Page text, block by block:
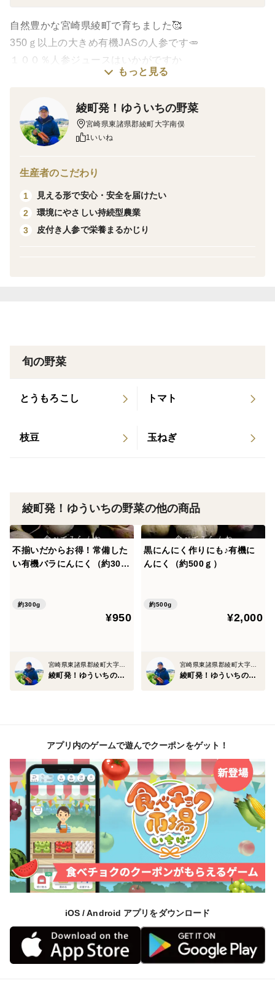
自然豊かな宮崎県綾町で育ちました🥰
350ｇ以上の大きめ有機JASの人参です🥕
１００％人参ジュースはいかがですか
皮が薄いので剥かなくても👍栄養丸ごと♪
【サイズ】
【保存方法】
ビニールに包んだ状態でお届けします。
その状態で冷暗所で保存してください。
もっと見る
綾町発！ゆういちの野菜
宮崎県東諸県郡綾町大字南俣
1いいね
生産者のこだわり
1
見える形で安心・安全を届けたい
2
環境にやさしい持続型農業
3
皮付き人参で栄養まるかじり
旬の野菜
とうもろこし トマト
枝豆 玉ねぎ
綾町発！ゆういちの野菜の他の商品
不揃いだからお得！常備した
い有機バラにんにく（約300
約300g
¥950
綾町発！ゆういちの野菜
黒にんにく作りにも♪有機に
んにく（約500ｇ）
約500g
¥2,000
綾町発！ゆういちの野菜
アプリ内のゲームで遊んでクーポンをゲット！
iOS / Android アプリをダウンロード